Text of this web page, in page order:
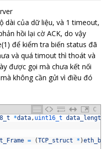
dài của dữ liệu, và 1 timeout,
hồi lại cờ ACK, do vậy
để kiểm tra biến status đã
và quá timout thì thoát và
được gọi mà chưa kết nối
không cần gửi vì điều đó
C
*data, uint16_t data_length
= (TCP_struct * )